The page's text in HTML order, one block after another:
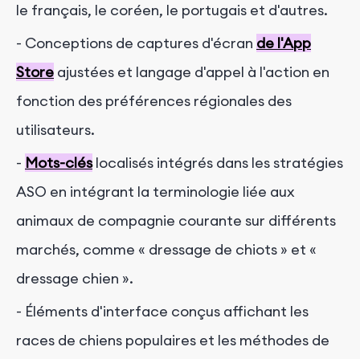
le français, le coréen, le portugais et d'autres.
- Conceptions de captures d'écran de l'App
Store ajustées et langage d'appel à l'action en
fonction des préférences régionales des
utilisateurs.
- Mots-cléslocalisés intégrés dans les stratégies
ASO en intégrant la terminologie liée aux
animaux de compagnie courante sur différents
marchés, comme « dressage de chiots » et «
dressage chien ».
- Éléments d'interface conçus affichant les
races de chiens populaires et les méthodes de